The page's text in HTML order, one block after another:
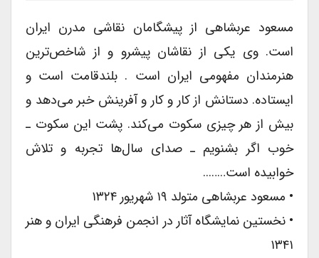
مسعود عربشاهى از پیشگامان نقاشى مدرن ایران
است. وی یکی از نقاشان پیشرو و از شاخص‌ترین
هنرمندان مفهومی ایران است . بلندقامت است و
ایستاده. دستانش از کار و کار و آفرینش خبر می‌دهد و
بیش از هر چیزى سکوت می‌کند. پشت این سکوت ـ
خوب اگر بشنویم ـ صداى سال‌ها تجربه و تلاش
خوابیده است……..
• مسعود عربشاهى متولد ۱۹ شهریور ۱۳۲۴
• نخستین نمایشگاه آثار در انجمن فرهنگى ایران و هنر
۱۳۴۱